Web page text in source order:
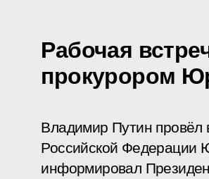
Рабочая
прокурором
Владимир Путин провёл
Российской Федерации
информировал